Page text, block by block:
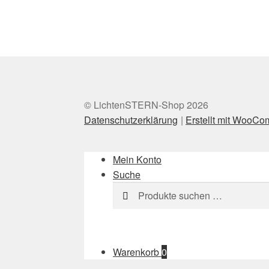
© LichtenSTERN-Shop 2026
Datenschutzerklärung
Erstellt mit
Mein Konto
Suche
Suchen
nach:
Suchen
Warenkorb0